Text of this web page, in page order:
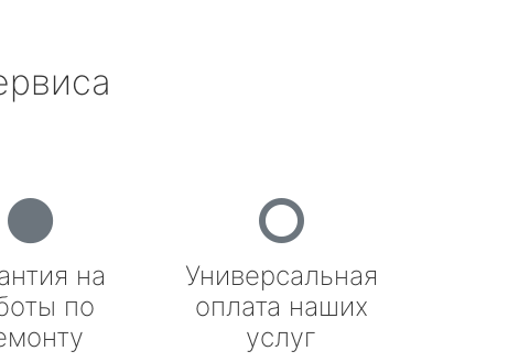
на
по
Универсальная
оплата наших
услуг